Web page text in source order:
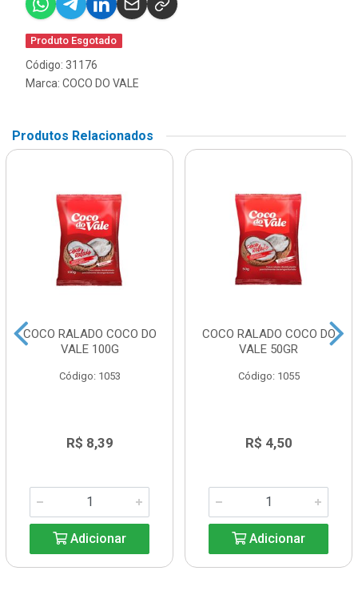
Produto Esgotado
Código: 31176
Marca: COCO DO VALE
Produtos Relacionados
COCO RALADO COCO DO
VALE 100G
Código: 1053
R$ 8,39
Adicionar
COCO RALADO COCO DO
VALE 50GR
Código: 1055
R$ 4,50
Adicionar